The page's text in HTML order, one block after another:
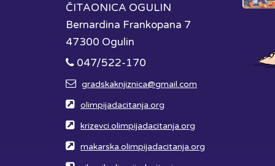
ČITAONICA OGULIN
Bernardina Frankopana 7
47300 Ogulin
047/522-170
gradskaknjiznica@gmail.com
olimpijadacitanja.org
krizevci.olimpijadacitanja.org
makarska.olimpijadacitanja.org